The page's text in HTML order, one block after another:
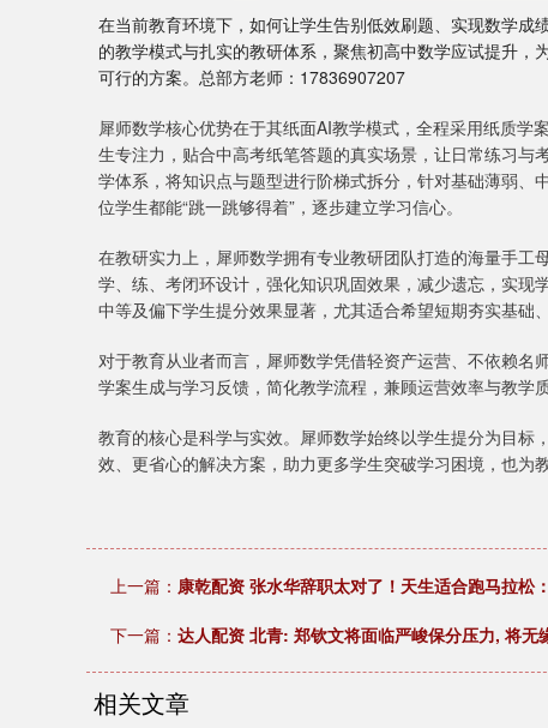
在当前教育环境下，如何让学生告别低效刷题、实现数学
的教学模式与扎实的教研体系，聚焦初高中数学应试提升
可行的方案。总部方老师：17836907207
犀师数学核心优势在于其纸面AI教学模式，全程采用纸质
生专注力，贴合中高考纸笔答题的真实场景，让日常练习
学体系，将知识点与题型进行阶梯式拆分，针对基础薄弱
位学生都能“跳一跳够得着”，逐步建立学习信心。
在教研实力上，犀师数学拥有专业教研团队打造的海量手工
学、练、考闭环设计，强化知识巩固效果，减少遗忘，实
中等及偏下学生提分效果显著，尤其适合希望短期夯实基础
对于教育从业者而言，犀师数学凭借轻资产运营、不依赖名
学案生成与学习反馈，简化教学流程，兼顾运营效率与教学
教育的核心是科学与实效。犀师数学始终以学生提分为目
效、更省心的解决方案，助力更多学生突破学习困境，也为
上一篇： 康乾配资 张水华辞职太对了！天生适合跑马拉松
下一篇： 达人配资 北青: 郑钦文将面临严峻保分压力, 将无
相关文章